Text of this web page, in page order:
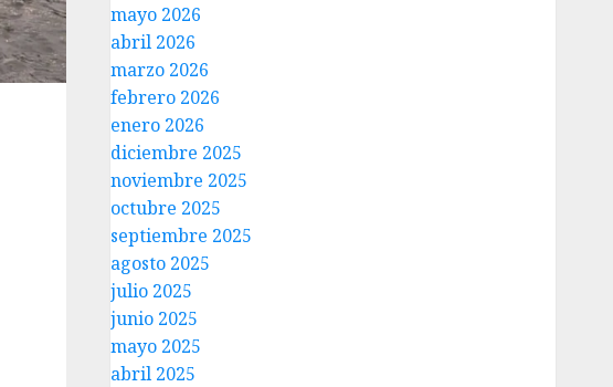
mayo 2026
abril 2026
marzo 2026
febrero 2026
enero 2026
diciembre 2025
noviembre 2025
octubre 2025
septiembre 2025
agosto 2025
julio 2025
junio 2025
mayo 2025
abril 2025